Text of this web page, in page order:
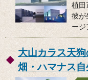
植田
彼が
ージ
大山カラス天
畑・ハマナス